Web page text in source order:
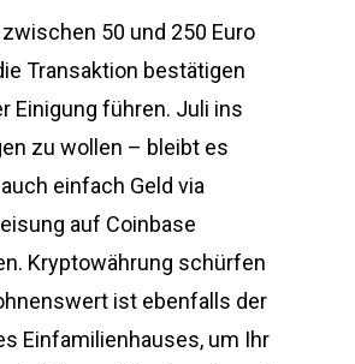
50 und 250 Euro
Transaktion bestätigen
Einigung führen. Juli ins
zu wollen – bleibt es
einfach Geld via
auf Coinbase
Kryptowährung schürfen
ist ebenfalls der
Einfamilienhauses, um Ihr